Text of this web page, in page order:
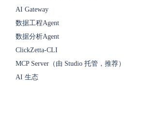
AI Gateway
数据工程Agent
数据分析Agent
ClickZetta-CLI
MCP Server（由 Studio 托管，推荐）
AI 生态